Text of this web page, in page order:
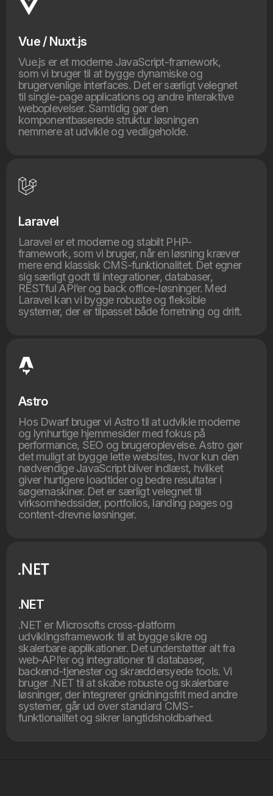
Vue / Nuxt.js
Vue.js er et moderne JavaScript-framework,
som vi bruger til at bygge dynamiske og
brugervenlige interfaces. Det er særligt velegnet
til single-page applications og andre interaktive
weboplevelser. Samtidig gør den
komponentbaserede struktur løsningen
nemmere at udvikle og vedligeholde.
Laravel
Laravel er et moderne og stabilt PHP-
framework, som vi bruger, når en løsning kræver
mere end klassisk CMS-funktionalitet. Det egner
sig særligt godt til integrationer, databaser,
RESTful API’er og back office-løsninger. Med
Laravel kan vi bygge robuste og fleksible
systemer, der er tilpasset både forretning og drift.
Astro
Hos Dwarf bruger vi Astro til at udvikle moderne
og lynhurtige hjemmesider med fokus på
performance, SEO og brugeroplevelse. Astro gør
det muligt at bygge lette websites, hvor kun den
nødvendige JavaScript bliver indlæst, hvilket
giver hurtigere loadtider og bedre resultater i
søgemaskiner. Det er særligt velegnet til
virksomhedssider, portfolios, landing pages og
content-drevne løsninger.
.NET
.NET er Microsofts cross-platform
udviklingsframework til at bygge sikre og
skalerbare applikationer. Det understøtter alt fra
web-API’er og integrationer til databaser,
backend-tjenester og skræddersyede tools. Vi
bruger .NET til at skabe robuste og skalerbare
løsninger, der integrerer gnidningsfrit med andre
systemer, går ud over standard CMS-
funktionalitet og sikrer langtidsholdbarhed.